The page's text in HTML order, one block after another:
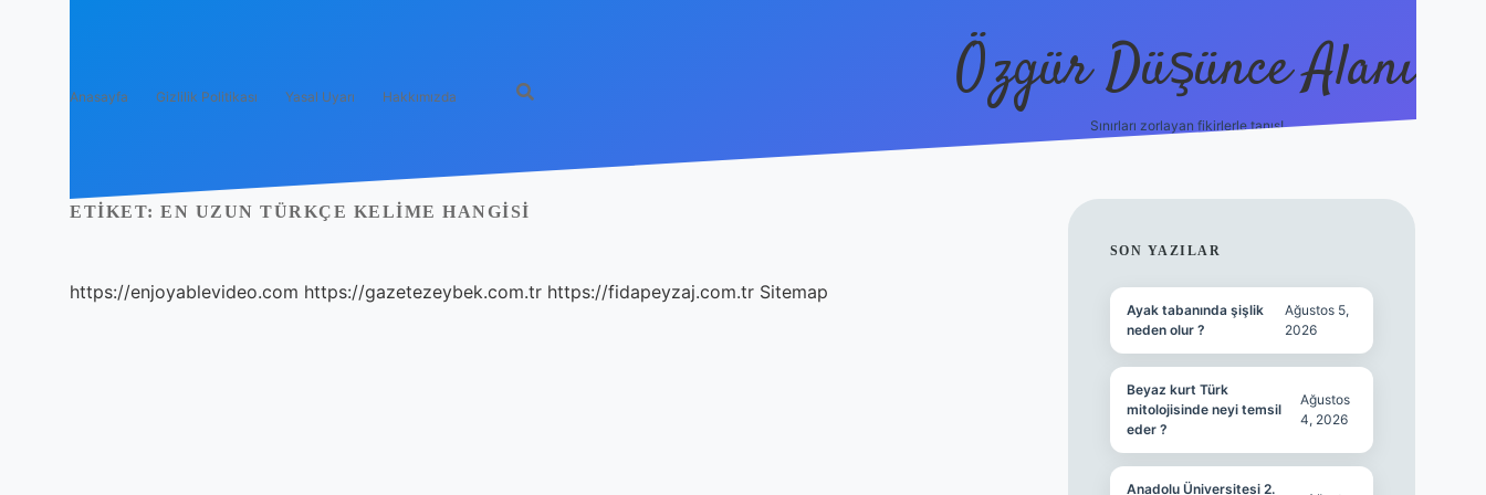
Anasayfa Gizlilik Politikası Yasal Uyarı Hakkımızda Özgür Düşünce Alanı
Sınırları zorlayan fikirlerle tanış!
ETIKET: EN UZUN TÜRKÇE KELIME HANGISI
https://enjoyablevideo.com https://gazetezeybek.com.tr https://fidapeyzaj.com.tr Sitemap
SIDEBAR
SON YAZILAR
Ayak tabanında şişlik
neden olur ?
Ağustos 5,
2026
Beyaz kurt Türk
mitolojisinde neyi temsil
eder ?
Ağustos
4, 2026
Anadolu Üniversitesi 2.
betexper